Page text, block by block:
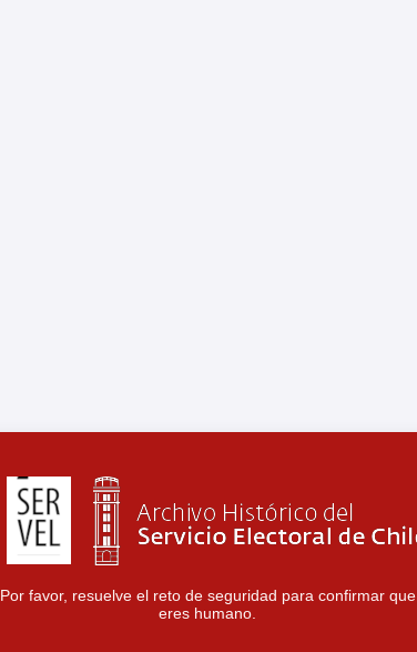
Por favor, resuelve el reto de seguridad para confirmar que
eres humano.